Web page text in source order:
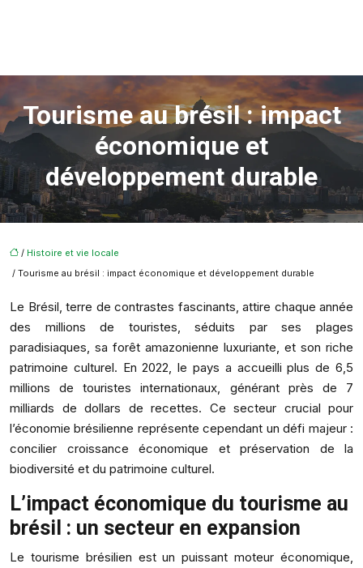
Tourisme au brésil : impact
économique et
développement durable
/ Histoire et vie locale
/ Tourisme au brésil : impact économique et développement durable
Le Brésil, terre de contrastes fascinants, attire chaque année
des millions de touristes, séduits par ses plages
paradisiaques, sa forêt amazonienne luxuriante, et son riche
patrimoine culturel. En 2022, le pays a accueilli plus de 6,5
millions de touristes internationaux, générant près de 7
milliards de dollars de recettes. Ce secteur crucial pour
l’économie brésilienne représente cependant un défi majeur :
concilier croissance économique et préservation de la
biodiversité et du patrimoine culturel.
L’impact économique du tourisme au
brésil : un secteur en expansion
Le tourisme brésilien est un puissant moteur économique,